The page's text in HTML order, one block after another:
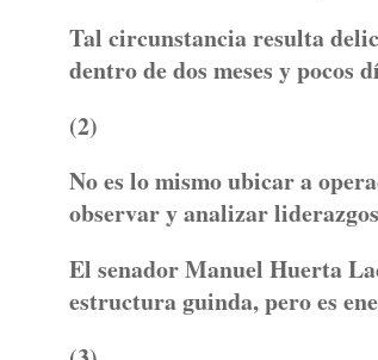
Tal circunstancia resulta
dentro de dos meses y pocos
(2)
No es lo mismo ubicar a
observar y analizar
El senador Manuel Huerta
estructura guinda, pero es